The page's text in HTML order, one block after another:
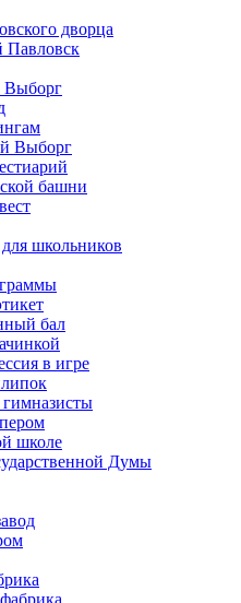
дворца
Павловск
Выборг
башни
школьников
бал
в игре
школе
Думы